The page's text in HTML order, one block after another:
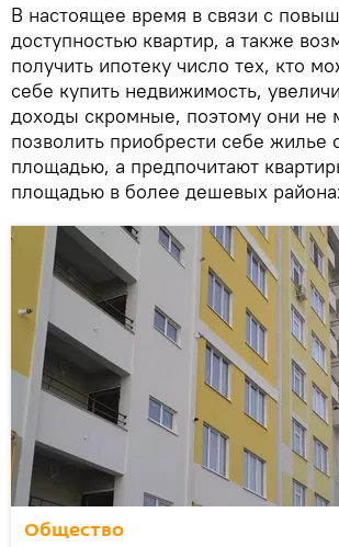
В настоящее время в связи с
доступностью квартир, а также
получить ипотеку число тех, кто
себе купить недвижимость,
доходы скромные, поэтому они не
позволить приобрести себе жилье
площадью, а предпочитают
площадью в более дешевых
Общество